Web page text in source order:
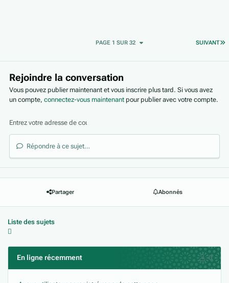
SUIVANT
PAGE 1 SUR 32
Rejoindre la conversation
Vous pouvez publier maintenant et vous inscrire plus tard. Si vous avez
un compte,connectez-vous maintenant pour publier avec votre compte.
Répondre à ce sujet…
Partager Abonnés
Liste des sujets
En ligne récemment 0